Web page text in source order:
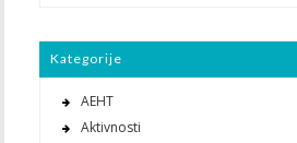
Kategorije
AEHT
Aktivnosti